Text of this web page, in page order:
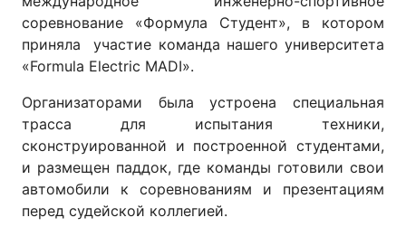
соревнование «Формула Студент», в котором
приняла участие команда нашего университета
«Formula Electric MADI».
Организаторами была устроена специальная
трасса для испытания техники,
сконструированной и построенной студентами,
и размещен паддок, где команды готовили свои
автомобили к соревнованиям и презентациям
перед судейской коллегией.